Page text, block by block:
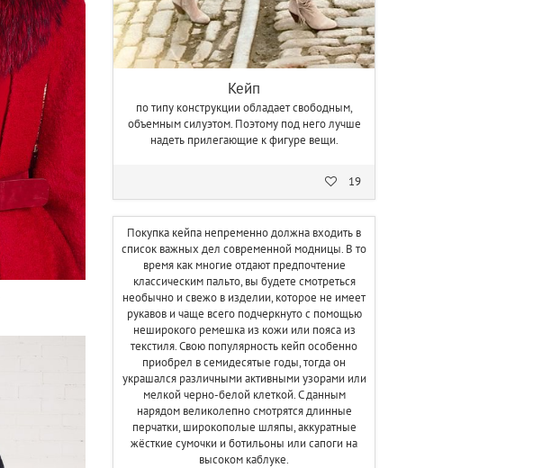
Кейп
по типу конструкции обладает свободным,
объемным силуэтом. Поэтому под него лучше
надеть прилегающие к фигуре вещи.
19
Покупка кейпа непременно должна входить в
список важных дел современной модницы. В то
время как многие отдают предпочтение
классическим пальто, вы будете смотреться
необычно и свежо в изделии, которое не имеет
рукавов и чаще всего подчеркнуто с помощью
неширокого ремешка из кожи или пояса из
текстиля. Свою популярность кейп особенно
приобрел в семидесятые годы, тогда он
украшался различными активными узорами или
мелкой черно-белой клеткой. С данным
нарядом великолепно смотрятся длинные
перчатки, широкополые шляпы, аккуратные
жёсткие сумочки и ботильоны или сапоги на
высоком каблуке.